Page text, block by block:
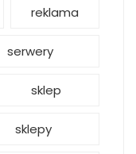
reklama
serwery
sklep
sklepy